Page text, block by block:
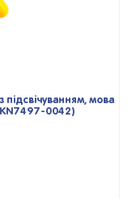
підсвічуванням, мова
0042)